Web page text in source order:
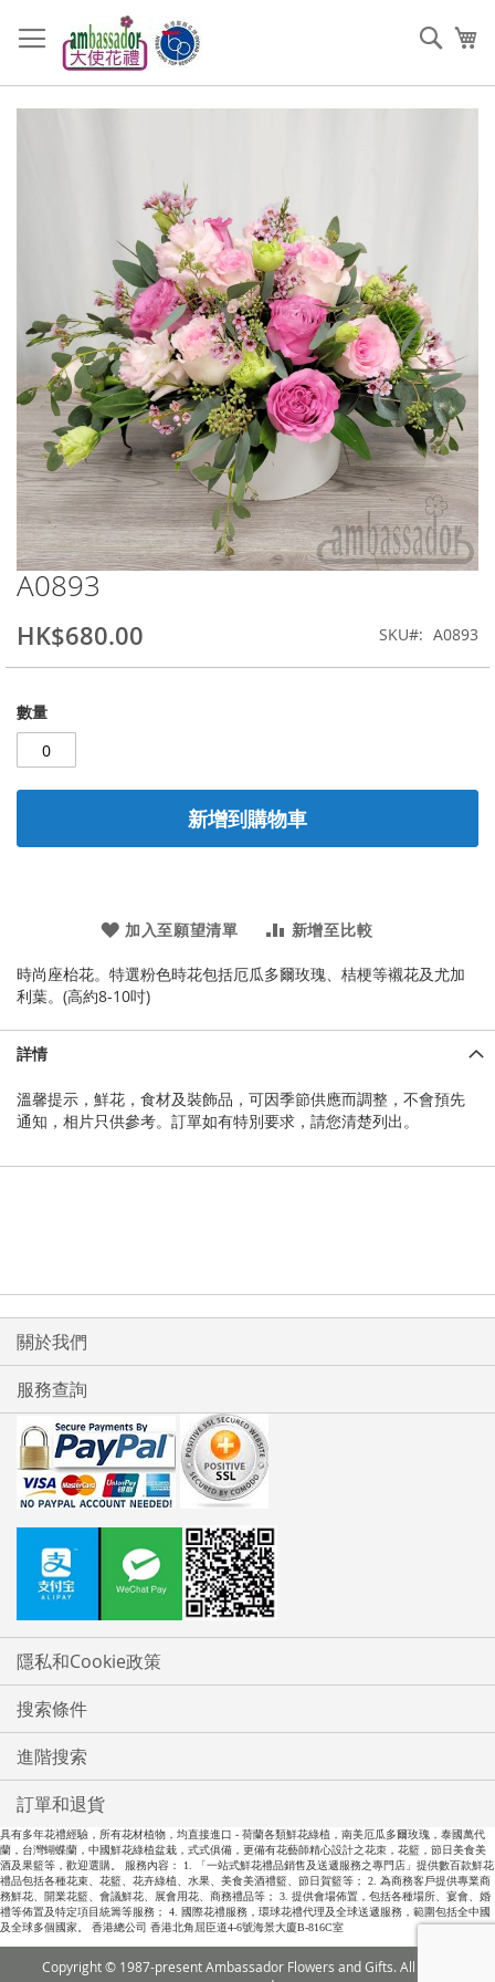
過
到
搜
索
Skip
to
the
beginning
of
images
gallery
A0893
HK$680.00 SKU A0893
數量
新增到購物車
加入至願望清單 新增至比較
時尚座枱花。特選粉色時花包括厄瓜多爾玫瑰、桔梗等襯花及尤加
利葉。(高約8-10吋)
詳情
溫馨提示，鮮花，食材及裝飾品，可因季節供應而調整，不會預先
通知，相片只供參考。訂單如有特別要求，請您清楚列出。
關於我們
服務查詢
隱私和Cookie政策
搜索條件
進階搜索
訂單和退貨
具有多年花禮經驗，所有花材植物，均直接進口 - 荷蘭各類鮮花綠植，南美厄瓜多爾玫瑰，泰國萬代
蘭，台灣蝴蝶蘭，中國鮮花綠植盆栽，式式俱備，更備有花藝師精心設計之花朿，花籃，節日美食美
酒及果籃等，歡迎選購。 服務內容： 1. 「一站式鮮花禮品銷售及送遞服務之專門店」提供數百款鮮花
禮品包括各種花束、花籃、花卉綠植、水果、美食美酒禮籃、節日賀籃等； 2. 為商務客戶提供專業商
務鮮花、開業花籃、會議鮮花、展會用花、商務禮品等； 3. 提供會場佈置，包括各種場所、宴會、婚
禮等佈置及特定項目統籌等服務； 4. 國際花禮服務，環球花禮代理及全球送遞服務，範圍包括全中國
及全球多個國家。 香港總公司 香港北角屈臣道4-6號海景大廈B-816C室
Copyright © 1987-present Ambassador Flowers and Gifts. All rights